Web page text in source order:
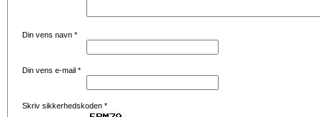
Din vens navn *
Din vens e-mail *
Skriv sikkerhedskoden *